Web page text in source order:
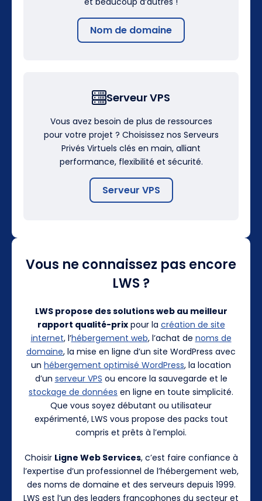
Nom de domaine
Serveur VPS
Vous avez besoin de plus de ressources
pour votre projet ? Choisissez nos Serveurs
Privés Virtuels clés en main, alliant
performance, flexibilité et sécurité.
Serveur VPS
Vous ne connaissez pas encore
LWS ?
LWS propose des solutions web au meilleur
rapport qualité-prixpour la création de site
internet, l’hébergement web, l’achat de noms de
domaine, la mise en ligne d’un site WordPress avec
un hébergement optimisé WordPress, la location
d’un serveur VPS ou encore la sauvegarde et le
stockage de données en ligne en toute simplicité.
Que vous soyez débutant ou utilisateur
expérimenté, LWS vous propose des packs tout
compris et prêts à l’emploi.
Choisir Ligne Web Services, c’est faire confiance à
l’expertise d’un professionnel de l’hébergement web,
des noms de domaine et des serveurs depuis 1999.
LWS est l’un des leaders francophones du secteur et